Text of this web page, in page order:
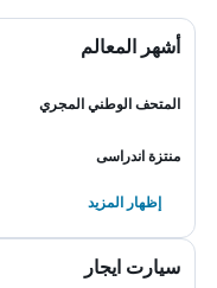
أشهر المعالم
المتحف الوطني المجري
منتزة اندراسى
إظهار المزيد
سيارت ايجار